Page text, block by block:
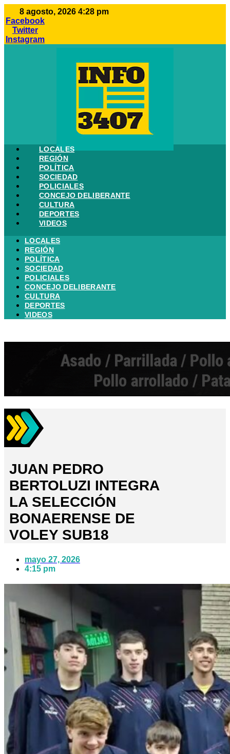
al
contenido
8 agosto, 2026 4:28 pm
Facebook
Twitter
Instagram
LOCALES
REGIÓN
POLÍTICA
SOCIEDAD
POLICIALES
CONCEJO DELIBERANTE
CULTURA
DEPORTES
VIDEOS
LOCALES
REGIÓN
POLÍTICA
SOCIEDAD
POLICIALES
CONCEJO DELIBERANTE
CULTURA
DEPORTES
VIDEOS
JUAN PEDRO
BERTOLUZI INTEGRA
LA SELECCIÓN
BONAERENSE DE
VOLEY SUB18
mayo 27, 2026
4:15 pm